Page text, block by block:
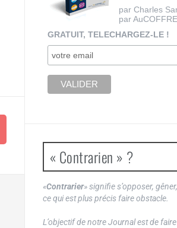
par Charles
par
GRATUIT, TELECHARGEZ-LE !
« Contrarien » ?
«Contrarier» signifie s’opposer,
ce qui est plus précis faire obstacle.
L’objectif de notre Journal est de